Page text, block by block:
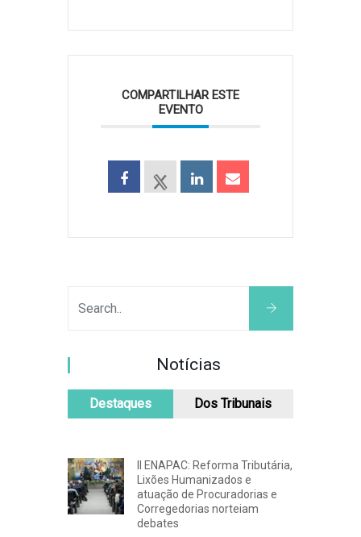
COMPARTILHAR ESTE
EVENTO
Notícias
Destaques Dos Tribunais
II ENAPAC: Reforma Tributária,
Lixões Humanizados e
atuação de Procuradorias e
Corregedorias norteiam
debates